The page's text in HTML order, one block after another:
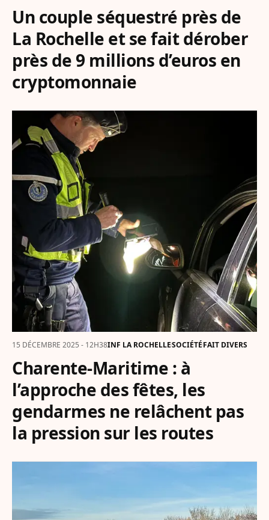
Un couple séquestré près de
La Rochelle et se fait dérober
près de 9 millions d’euros en
cryptomonnaie
15 DÉCEMBRE 2025 - 12H38INF LA ROCHELLESOCIÉTÉFAIT DIVERS
Charente-Maritime : à
l’approche des fêtes, les
gendarmes ne relâchent pas
la pression sur les routes